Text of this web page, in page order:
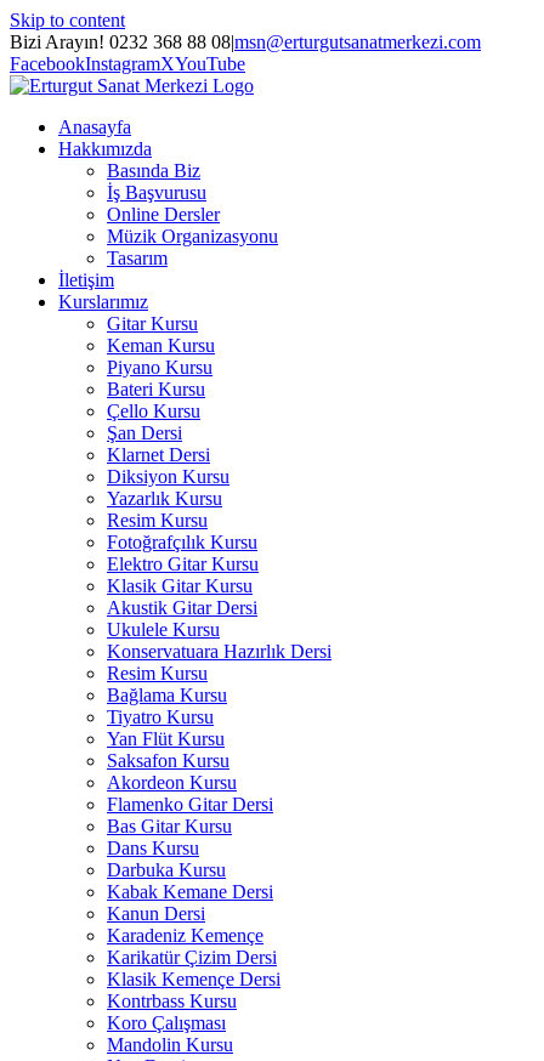
Skip to content
Bizi Arayın! 0232 368 88 08|msn@erturgutsanatmerkezi.com
FacebookInstagramXYouTube
Anasayfa
Hakkımızda
Basında Biz
İş Başvurusu
Online Dersler
Müzik Organizasyonu
Tasarım
İletişim
Kurslarımız
Gitar Kursu
Keman Kursu
Piyano Kursu
Bateri Kursu
Çello Kursu
Şan Dersi
Klarnet Dersi
Diksiyon Kursu
Yazarlık Kursu
Resim Kursu
Fotoğrafçılık Kursu
Elektro Gitar Kursu
Klasik Gitar Kursu
Akustik Gitar Dersi
Ukulele Kursu
Konservatuara Hazırlık Dersi
Resim Kursu
Bağlama Kursu
Tiyatro Kursu
Yan Flüt Kursu
Saksafon Kursu
Akordeon Kursu
Flamenko Gitar Dersi
Bas Gitar Kursu
Dans Kursu
Darbuka Kursu
Kabak Kemane Dersi
Kanun Dersi
Karadeniz Kemençe
Karikatür Çizim Dersi
Klasik Kemençe Dersi
Kontrbass Kursu
Koro Çalışması
Mandolin Kursu